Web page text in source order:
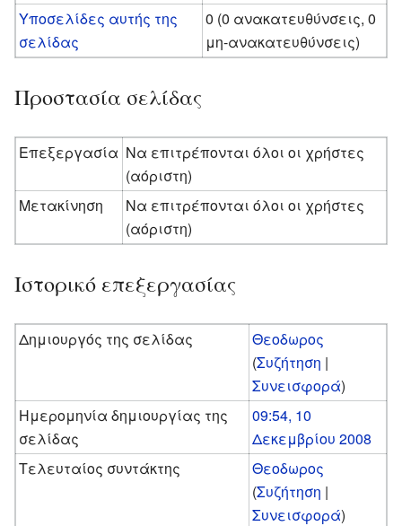
Υποσελίδες αυτής της
σελίδας
0 (0 ανακατευθύνσεις, 0
μη-ανακατευθύνσεις)
Προστασία σελίδας
Επεξεργασία Να επιτρέπονται όλοι οι χρήστες
(αόριστη)
Μετακίνηση
Να επιτρέπονται όλοι οι χρήστες
(αόριστη)
Ιστορικό επεξεργασίας
Δημιουργός της σελίδας
Θεοδωρος
(Συζήτηση |
Συνεισφορά)
Ημερομηνία δημιουργίας της
σελίδας
09:54, 10
Δεκεμβρίου 2008
Τελευταίος συντάκτης
Θεοδωρος
(Συζήτηση |
Συνεισφορά)